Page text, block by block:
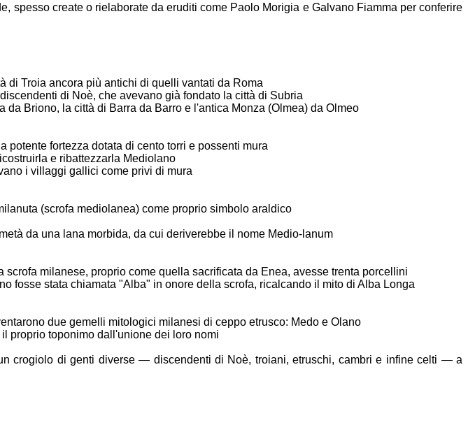
spesso create o rielaborate daeruditi come Paolo Morigia e Galvano Fiamma per conferire
di Troia ancora più antichi di quelli vantati da Roma
di Noè, che avevano già fondato la città di Subria
da Briono, la città di Barra da Barro e l'antica Monza (Olmea) da Olmeo
potente fortezza dotata di cento torri e possenti mura
e ribattezzarla Mediolano
i villaggi gallici come privi di mura
(scrofa mediolanea) come proprio simbolo araldico
da una lana morbida, da cui deriverebbe il nome Medio-lanum
scrofa milanese, proprio come quella sacrificata da Enea, avesse trenta porcellini
fosse stata chiamata "Alba" in onore della scrofa, ricalcando il mito di Alba Longa
due gemelli mitologici milanesi di ceppo etrusco: Medo e Olano
proprio toponimo dall'unione dei loro nomi
crogiolo di genti diverse — discendenti di Noè, troiani, etruschi, cambri e infine celti — a